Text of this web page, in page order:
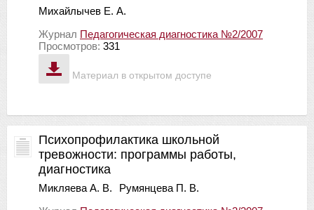
Материал в открытом доступе
Михайлычев Е. А.
Журнал Педагогическая диагностика №2/2007
Просмотров: 331
Психопрофилактика школьной
тревожности: программы работы,
диагностика
Микляева А. В.
Румянцева П. В.